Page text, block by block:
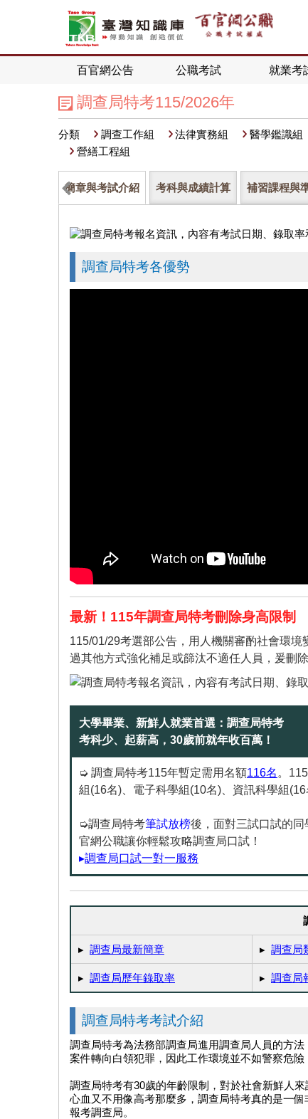
百官網公告 公職考試 就業考
調查局特考115/2026年
分類 調查工作組 法律實務組 醫學鑑識組
營繕工程組
簡章與考試介紹 考科與成績計算 補習課程與
調查局特考各優勢
最新！115年調查局特考刪除身高限制
115/01/29考選部公告，用人機關審酌社會環
過其他方式強化補足或篩汰不適任人員，爰刪
大學畢業、新鮮人就業首選：調查局特考
考科少、起薪高，30歲前就年收百萬！
➭ 調查局特考115年暫定需用名額116名 。
組(16名)、電子科學組(10名)、資訊科學組(16
➭調查局特考筆試放榜後，面對三試口試的
官網公職讓你輕鬆攻略調查局口試！
▸調查局口試一對一服務
▸ 調查局最新簡章 ▸ 調查局
▸ 調查局歷年錄取率 ▸ 調查局
調查局特考考試介紹
調查局特考為法務部調查局進用調查局人員的方
案件轉向白領犯罪，因此工作環境並不如警察危險
調查局特考有30歲的年齡限制，對於社會新鮮人
心血又不用像高考那麼多，調查局特考真的是一
報考調查局。